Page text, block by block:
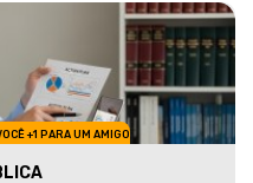
+1 PARA UM AMIGO